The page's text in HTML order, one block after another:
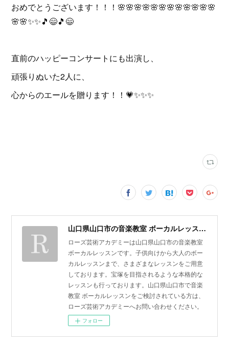
おめでとうございます！！！🌸🌸🌸🌸🌸🌸🌸🌸🌸🌸🌸🌸
🌸🌸✨✨🎵😄🎵😄
直前のハッピーコンサートにも出演し、
頑張りぬいた2人に、
心からのエールを贈ります！！💗✨✨✨
山口県山口市の音楽教室 ボーカルレッスン | ローズ芸術アカデミー
ローズ芸術アカデミーは山口県山口市の音楽教室
ボーカルレッスンです。子供向けから大人のボー
カルレッスンまで、さまざまなレッスンをご用意
しております。宝塚を目指されるような本格的な
レッスンも行っております。山口県山口市で音楽
教室 ボーカルレッスンをご検討されている方は、
ローズ芸術アカデミーへお問い合わせください。
フォロー